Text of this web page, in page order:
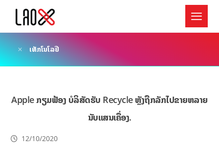
ເທັກໂນໂລຢີ
Apple ກຽມຟ້ອງ ບໍລິສັດຮັບ Recycle ຫຼັງຖືກລັກໄປຂາຍຫລາຍ
ນັບແສນເຄື່ອງ.
12/10/2020